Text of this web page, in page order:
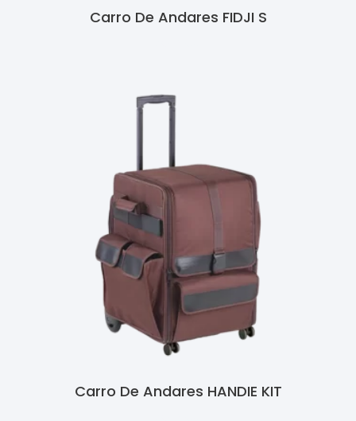
Carro De Andares FIDJI S
Carro De Andares HANDIE KIT